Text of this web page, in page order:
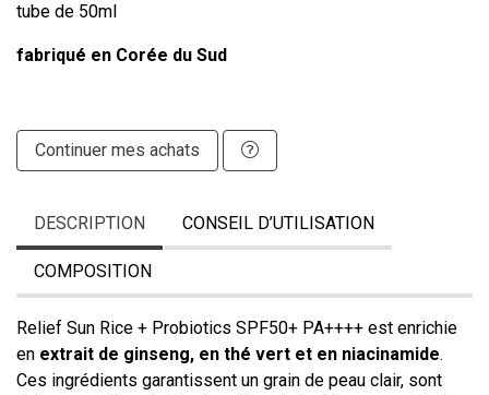
tube de 50ml
fabriqué en Corée du Sud
Continuer mes achats
DESCRIPTION CONSEIL D’UTILISATION
COMPOSITION
Relief Sun Rice + Probiotics SPF50+ PA++++ est enrichie
en extrait de ginseng, en thé vert et en niacinamide.
Ces ingrédients garantissent un grain de peau clair, sont